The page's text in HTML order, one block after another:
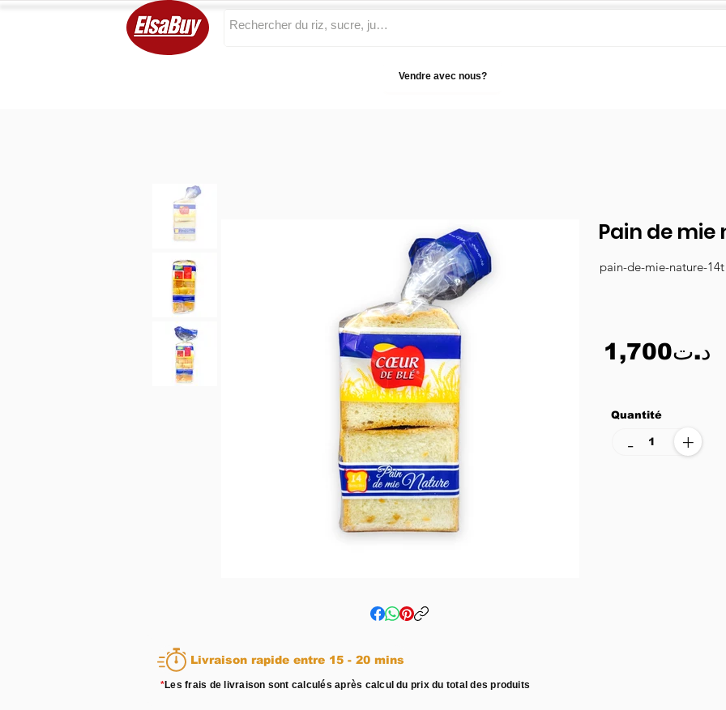
Vendre avec nous?
Pain de mie
pain-de-mie-nature-14t
1,700د.ت
Quantité
+
-
Livraison rapide entre 15 - 20 mins
*Les frais de livraison sont calculés après calcul du prix du total des produits